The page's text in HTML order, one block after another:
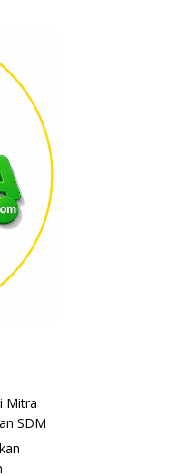
Mitra
SDM